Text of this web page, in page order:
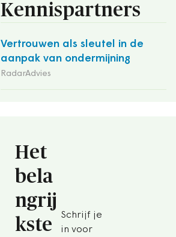
Kennispartners
Vertrouwen als sleutel in de
aanpak van ondermijning
RadarAdvies
Het
bela
ngrij
kste
Schrijf je
in voor